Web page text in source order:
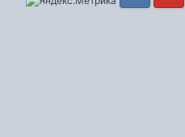
VkontakteYouTube